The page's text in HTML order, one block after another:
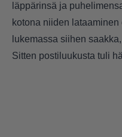
läppärinsä ja
kotona niiden
lukemassa siihen
Sitten postiluukusta tuli